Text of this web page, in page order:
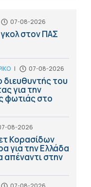
07-08-2026
στον ΠΑΣ
| 07-08-2026
διευθυντής του
για την
φωτιάς στο
08-2026
Κορασίδων
για την Ελλάδα
απέναντι στην